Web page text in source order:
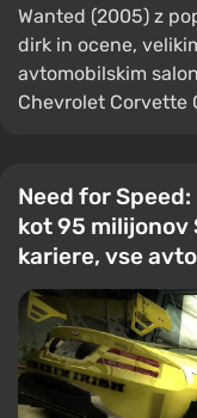
Wanted (2005) z
dirk in ocene,
avtomobilskim
Chevrolet Corvette
Need for
kot 95 milijonov
kariere, vse